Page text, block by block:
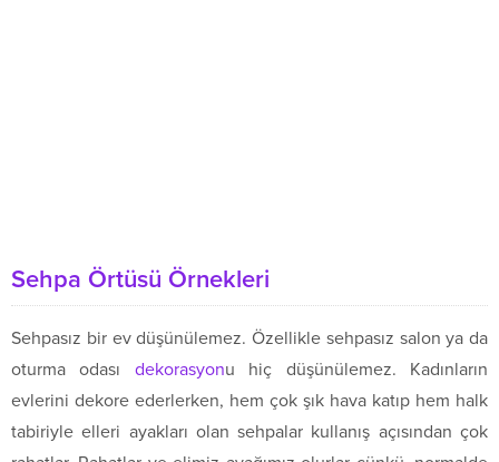
Sehpa Örtüsü Örnekleri
Sehpasız bir ev düşünülemez. Özellikle sehpasız salon ya da
oturma odası dekorasyonu hiç düşünülemez. Kadınların
evlerini dekore ederlerken, hem çok şık hava katıp hem halk
tabiriyle elleri ayakları olan sehpalar kullanış açısından çok